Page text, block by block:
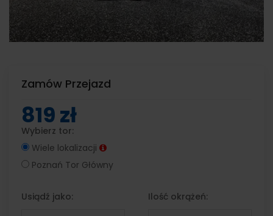
Zamów Przejazd
819 zł
Wybierz tor:
Wiele lokalizacji
Poznań Tor Główny
Usiądź jako: Ilość okrążeń: